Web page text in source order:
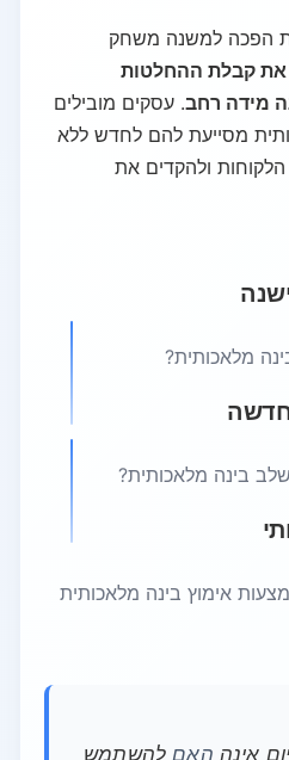
הפכה למשנה משחק
את קבלת ההחלטות
מידה רחב. עסקים מובילים
מסייעת להם לחדש ללא
ולהקדים את
מלאכותית?
בינה מלאכותית?
אימוץ בינה מלאכותית
אינה האם להשתמש